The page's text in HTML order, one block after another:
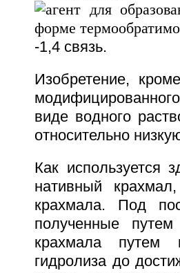
-1,4 связь.
Изобретение,
виде водного
относительно
Как используется
нативный
крахмала. Под
полученные путем
крахмала путем
гидролиза до